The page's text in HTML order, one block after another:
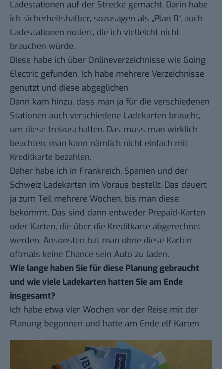
Ladestationen auf der Strecke gemacht. Darin habe
ich sicherheitshalber, sozusagen als „Plan B“, auch
Ladestationen notiert, die ich vielleicht nicht
brauchen würde.
Diese habe ich über Onlineverzeichnisse wie Going
Electric gefunden. Ich habe mehrere Verzeichnisse
genutzt und diese abgeglichen.
Dann kam hinzu, dass man ja für die verschiedenen
Stationen auch verschiedene Ladekarten braucht,
um diese freizuschalten. Das muss man wirklich
beachten, man kann nämlich nicht einfach mit
Kreditkarte bezahlen.
Daher habe ich in Frankreich, Spanien und der
Schweiz Ladekarten im Voraus bestellt. Das dauert
ja zum Teil mehrere Wochen, bis man diese
bekommt. Das sind dann entweder Prepaid-Karten
oder Karten, die über die Kreditkarte abgerechnet
werden. Ansonsten hat man ohne diese Karten
oftmals keine Chance sein Auto zu laden.
Wie lange haben Sie für diese Planung gebraucht
und wie viele Ladekarten hatten Sie am Ende
insgesamt?
Ich habe etwa vier Wochen vor der Reise mit der
Planung begonnen und hatte am Ende elf Karten.